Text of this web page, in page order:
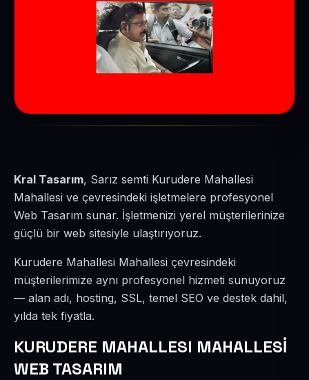
Kral Tasarım, Sarız semti Kurudere Mahallesi
Mahallesi ve çevresindeki işletmelere profesyonel
Web Tasarım sunar. İşletmenizi yerel müşterilerinize
güçlü bir web sitesiyle ulaştırıyoruz.
Kurudere Mahallesi Mahallesi çevresindeki
müşterilerimize aynı profesyonel hizmeti sunuyoruz
— alan adı, hosting, SSL, temel SEO ve destek dahil,
yılda tek fiyatla.
KURUDERE MAHALLESI MAHALLESİ
WEB TASARIM